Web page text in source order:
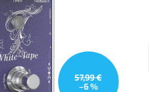
57,99 €
–6 %